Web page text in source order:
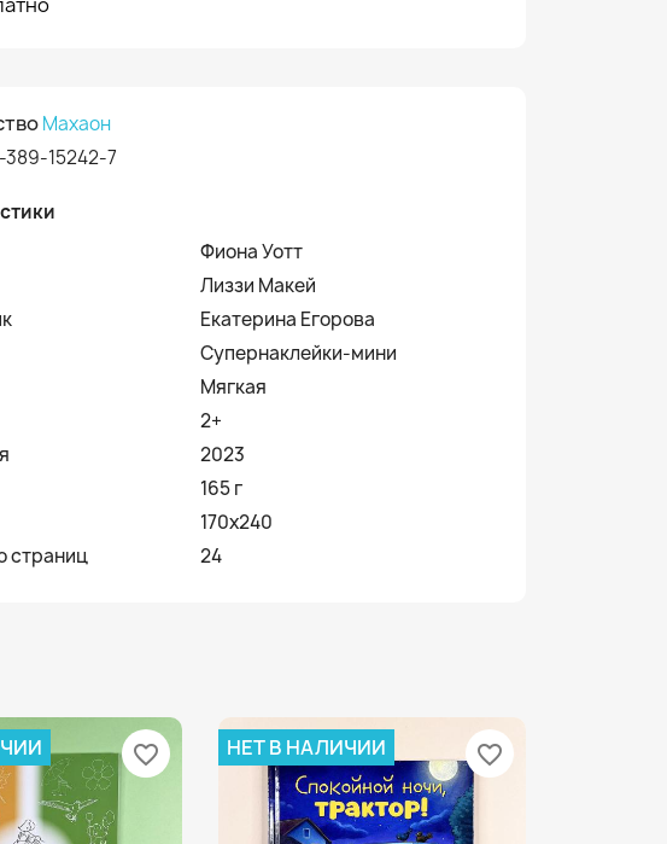
Махаон
15242-7
Фиона Уотт
Лиззи Макей
Екатерина Егорова
Супернаклейки-мини
Мягкая
2+
2023
165 г
170х240
страниц
24
favorite_border НЕТ В НАЛИЧИИ favorite_border